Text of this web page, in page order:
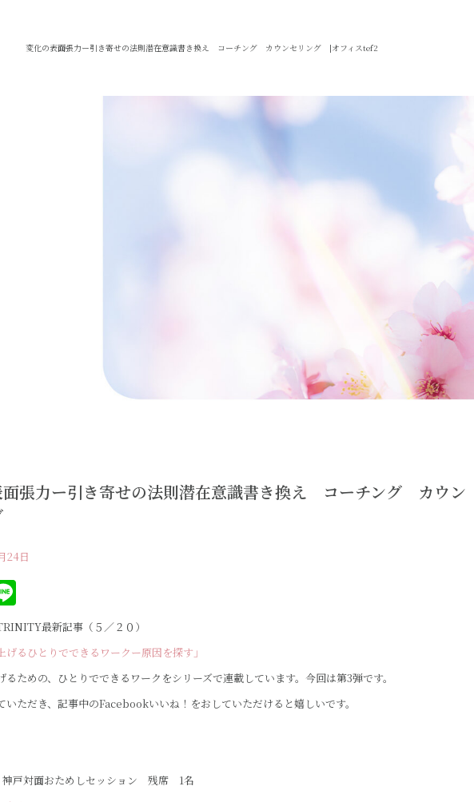
変化の表面張力ー引き寄せの法則潜在意識書き換え コーチング カウンセリング |オフィスtef2
面張力ー引き寄せの法則潜在意識書き換え コーチング カウン
24日
n
e 最新記事（５／２０）
げるひとりでできるワークー原因を探す」
るための、ひとりでできるワークをシリーズで連載しています。今回は第3弾です。
いただき、記事中のFacebookいいね！をおしていただけると嬉しいです。
戸対面おためしセッション 残席 1名